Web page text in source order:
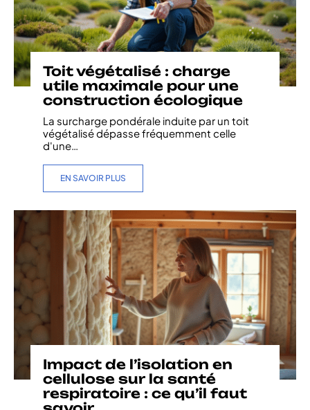
Toit végétalisé : charge
utile maximale pour une
construction écologique
La surcharge pondérale induite par un toit
végétalisé dépasse fréquemment celle
d'une
EN SAVOIR PLUS
Impact de l’isolation en
cellulose sur la santé
respiratoire : ce qu’il faut